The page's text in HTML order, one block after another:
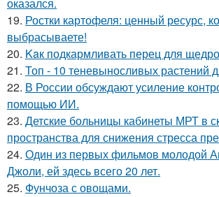
19. Ростки картофеля: ценный ресурс,
выбрасываете!
20. Kaк подкармливать перец для
21. Топ - 10 теневыносливых растений
22. В России обсуждают усиление
помощью ИИ.
23. Детские больницы кабинеты МРТ в
пространства для снижения стресса
24. Один из первых фильмов молодой
Джоли, ей здесь всего 20 лет.
25. Фунчоза с овощами.